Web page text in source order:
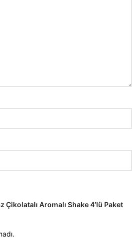
Aromalı Shake 4’lü Paket